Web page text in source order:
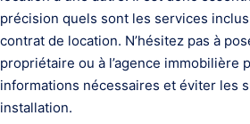
précision quels sont les services
contrat de location. N’hésitez pas à
propriétaire ou à l’agence immobilière
informations nécessaires et éviter les
installation.